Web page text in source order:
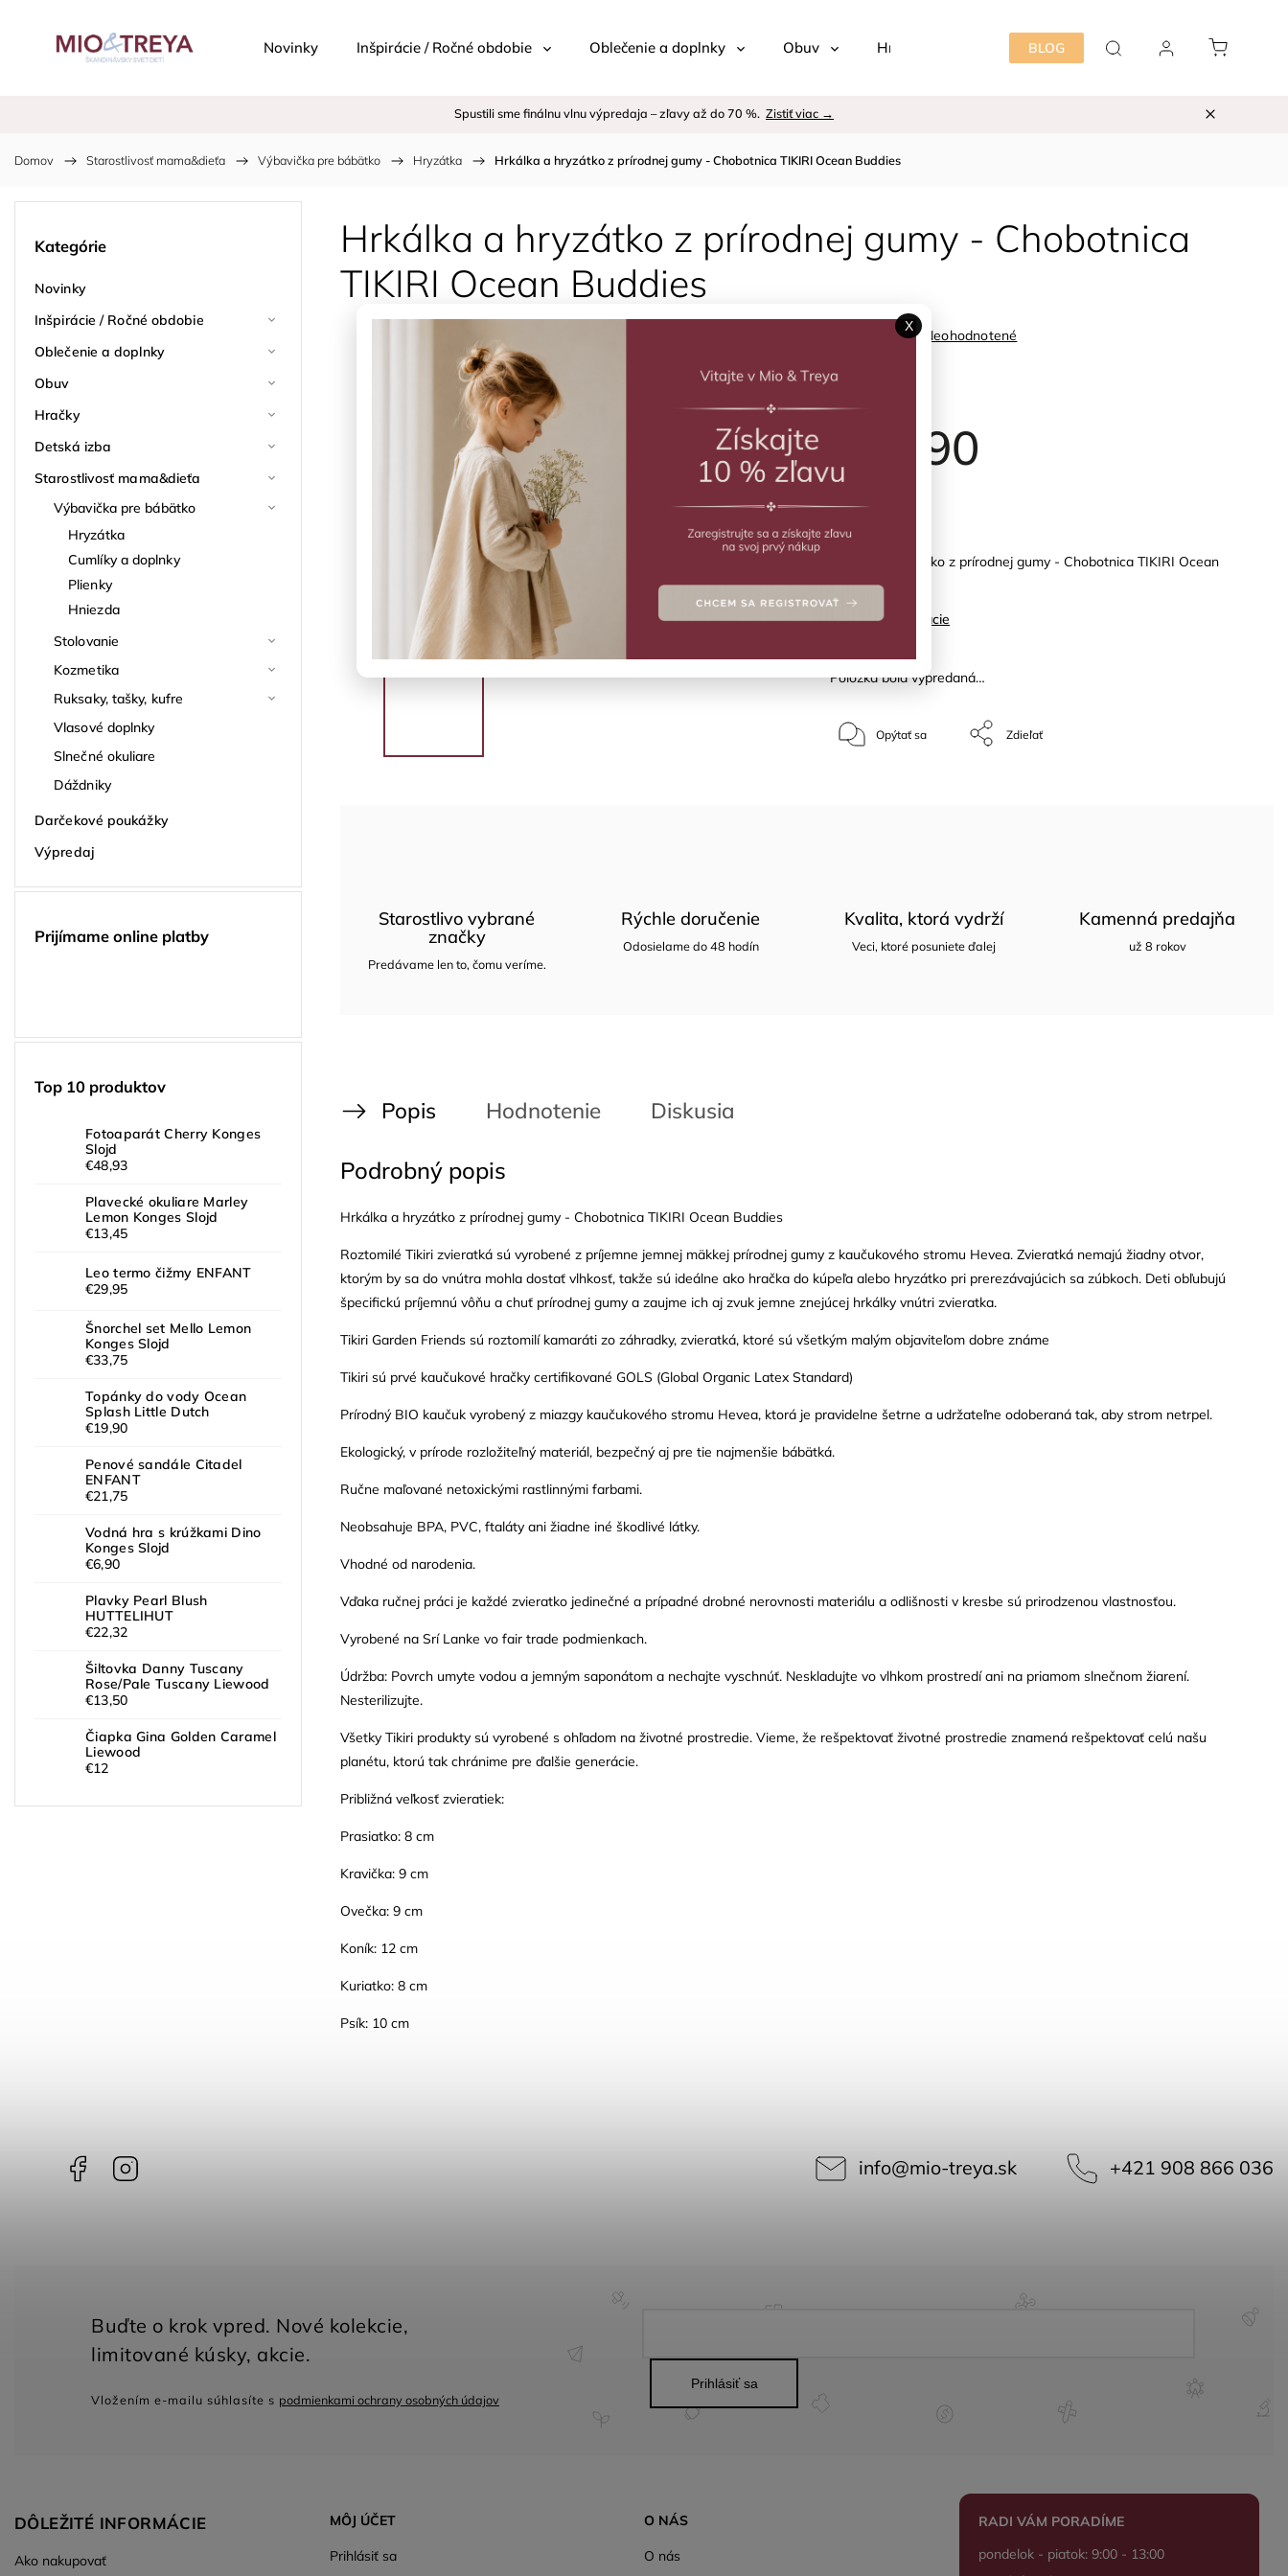
BLOG
Novinky Inšpirácie / Ročné obdobie Oblečenie a doplnky Obuv Hračky Detská izba Starostlivosť
Spustili sme finálnu vlnu výpredaja – zľavy až do 70 %. Zistiť viac →
Domov / Starostlivosť mama&dieťa / Výbavička pre bábätko / Hryzátka / Hrkálka a hryzátko z prírodnej gumy - Chobotnica TIKIRI Ocean Buddies
Kategórie
Novinky
Inšpirácie / Ročné obdobie
Oblečenie a doplnky
Obuv
Hračky
Detská izba
Starostlivosť mama&dieťa
Výbavička pre bábätko
Hryzátka
Cumlíky a doplnky
Plienky
Hniezda
Stolovanie
Kozmetika
Ruksaky, tašky, kufre
Vlasové doplnky
Slnečné okuliare
Dáždniky
Darčekové poukážky
Výpredaj
Prijímame online platby
Top 10 produktov
Fotoaparát Cherry Konges
Slojd
€48,93
Plavecké okuliare Marley
Lemon Konges Slojd
€13,45
Leo termo čižmy ENFANT
€29,95
Šnorchel set Mello Lemon
Konges Slojd
€33,75
Topánky do vody Ocean
Splash Little Dutch
€19,90
Penové sandále Citadel
ENFANT
€21,75
Vodná hra s krúžkami Dino
Konges Slojd
€6,90
Plavky Pearl Blush
HUTTELIHUT
€22,32
Šiltovka Danny Tuscany
Rose/Pale Tuscany Liewood
€13,50
Čiapka Gina Golden Caramel
Liewood
€12
Hrkálka a hryzátko z prírodnej gumy - Chobotnica
TIKIRI Ocean Buddies
Neohodnotené
€14,90
Hrkálka a hryzátko z prírodnej gumy - Chobotnica TIKIRI Ocean
Buddies
Detailné informácie
Položka bola vypredaná…
VYPREDANÉ
Opýtať sa Zdieľať
Starostlivo vybrané
značky
Predávame len to, čomu veríme.
Rýchle doručenie
Odosielame do 48 hodín
Kvalita, ktorá vydrží
Veci, ktoré posuniete ďalej
Kamenná predajňa
už 8 rokov
Popis Hodnotenie Diskusia
Podrobný popis
Hrkálka a hryzátko z prírodnej gumy - Chobotnica TIKIRI Ocean Buddies
Roztomilé Tikiri zvieratká sú vyrobené z príjemne jemnej mäkkej prírodnej gumy z kaučukového stromu Hevea. Zvieratká nemajú žiadny otvor,
ktorým by sa do vnútra mohla dostať vlhkosť, takže sú ideálne ako hračka do kúpeľa alebo hryzátko pri prerezávajúcich sa zúbkoch. Deti obľubujú
špecifickú príjemnú vôňu a chuť prírodnej gumy a zaujme ich aj zvuk jemne znejúcej hrkálky vnútri zvieratka.
Tikiri Garden Friends sú roztomilí kamaráti zo záhradky, zvieratká, ktoré sú všetkým malým objaviteľom dobre známe
Tikiri sú prvé kaučukové hračky certifikované GOLS (Global Organic Latex Standard)
Prírodný BIO kaučuk vyrobený z miazgy kaučukového stromu Hevea, ktorá je pravidelne šetrne a udržateľne odoberaná tak, aby strom netrpel.
Ekologický, v prírode rozložiteľný materiál, bezpečný aj pre tie najmenšie bábätká.
Ručne maľované netoxickými rastlinnými farbami.
Neobsahuje BPA, PVC, ftaláty ani žiadne iné škodlivé látky.
Vhodné od narodenia.
Vďaka ručnej práci je každé zvieratko jedinečné a prípadné drobné nerovnosti materiálu a odlišnosti v kresbe sú prirodzenou vlastnosťou.
Vyrobené na Srí Lanke vo fair trade podmienkach.
Údržba: Povrch umyte vodou a jemným saponátom a nechajte vyschnúť. Neskladujte vo vlhkom prostredí ani na priamom slnečnom žiarení.
Nesterilizujte.
Všetky Tikiri produkty sú vyrobené s ohľadom na životné prostredie. Vieme, že rešpektovať životné prostredie znamená rešpektovať celú našu
planétu, ktorú tak chránime pre ďalšie generácie.
Približná veľkosť zvieratiek:
Prasiatko: 8 cm
Kravička: 9 cm
Ovečka: 9 cm
Koník: 12 cm
Kuriatko: 8 cm
Psík: 10 cm
Facebook info@mio-treya.sk +421 908 866 036
DÔLEŽITÉ INFORMÁCIE
Ako nakupovať
MÔJ ÚČET
Prihlásiť sa
Vložením e-mailu súhlasíte s podmienkami ochrany osobných údajov
Prihlásiť sa
O NÁS
O nás
RADI VÁM PORADÍME
pondelok - piatok: 9:00 - 13:00
X